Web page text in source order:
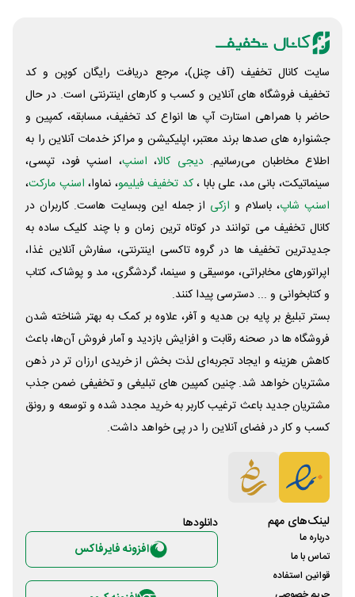
سایت کانال تخفیف (آف چنل)، مرجع دریافت رایگان کوپن و کد
تخفیف فروشگاه های آنلاین و کسب و‌ کارهای اینترنتی است. در حال
حاضر با همراهی استارت آپ ها انواع کد تخفیف، مسابقه، کمپین و
جشنواره های صدها برند معتبر، اپلیکیشن و مراکز خدمات آنلاین را به
اطلاع مخاطبان می‌رسانیم. دیجی کالا، اسنپ، اسنپ فود، تپسی،
سینماتیکت، بانی مد، علی‌ بابا ،کد تخفیف فیلیمو، نماوا، اسنپ مارکت،
اسنپ شاپ، باسلام و ازکی از جمله این وبسایت ‌هاست. کاربران در
کانال تخفیف می توانند در کوتاه ترین زمان و با چند کلیک ساده به
جدیدترین تخفیف ها در گروه تاکسی اینترنتی، سفارش آنلاین غذا،
اپراتورهای مخابراتی، موسیقی و سینما، گردشگری، مد و پوشاک، کتاب
و کتابخوانی و ... دسترسی پیدا کنند.
بستر تبلیغ بر پایه بن هدیه و آفر، علاوه بر کمک به بهتر شناخته شدن
فروشگاه ها در صحنه رقابت و افزایش بازدید و آمار فروش آن‌ها، باعث
کاهش هزینه و ایجاد تجربه‌ای لذت بخش از خریدی ارزان تر در ذهن
مشتریان خواهد شد. چنین کمپین های تبلیغی و تخفیفی ضمن جذب
مشتریان جدید باعث ترغیب کاربر به خرید مجدد شده و توسعه و رونق
کسب و کار در فضای آنلاین را در پی خواهد داشت.
لینک‌های مهم
درباره ما
تماس با ما
قوانین استفاده
دانلود‌ها
افزونه فایرفاکس